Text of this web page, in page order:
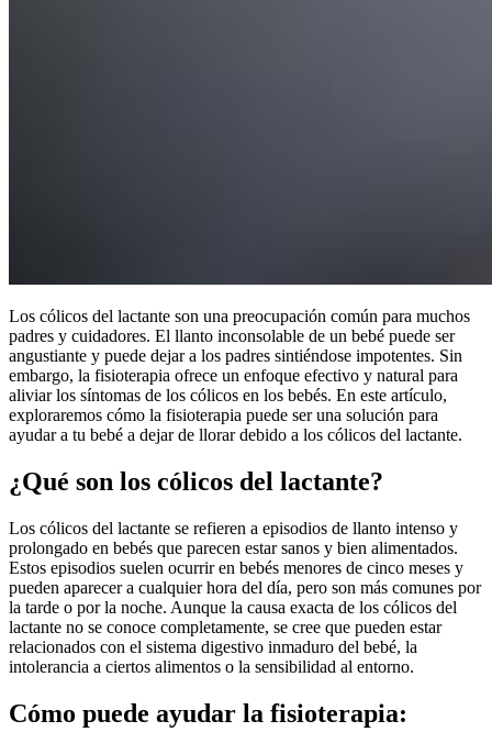
Los cólicos del lactante son una preocupación común para muchos
padres y cuidadores. El llanto inconsolable de un bebé puede ser
angustiante y puede dejar a los padres sintiéndose impotentes. Sin
embargo, la fisioterapia ofrece un enfoque efectivo y natural para
aliviar los síntomas de los cólicos en los bebés. En este artículo,
exploraremos cómo la fisioterapia puede ser una solución para
ayudar a tu bebé a dejar de llorar debido a los cólicos del lactante.
¿Qué son los cólicos del lactante?
Los cólicos del lactante se refieren a episodios de llanto intenso y
prolongado en bebés que parecen estar sanos y bien alimentados.
Estos episodios suelen ocurrir en bebés menores de cinco meses y
pueden aparecer a cualquier hora del día, pero son más comunes por
la tarde o por la noche. Aunque la causa exacta de los cólicos del
lactante no se conoce completamente, se cree que pueden estar
relacionados con el sistema digestivo inmaduro del bebé, la
intolerancia a ciertos alimentos o la sensibilidad al entorno.
Cómo puede ayudar la fisioterapia: